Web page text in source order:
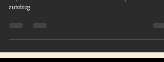
«Ognuno lascia la sua impronta nel luogo che sente
autobiog